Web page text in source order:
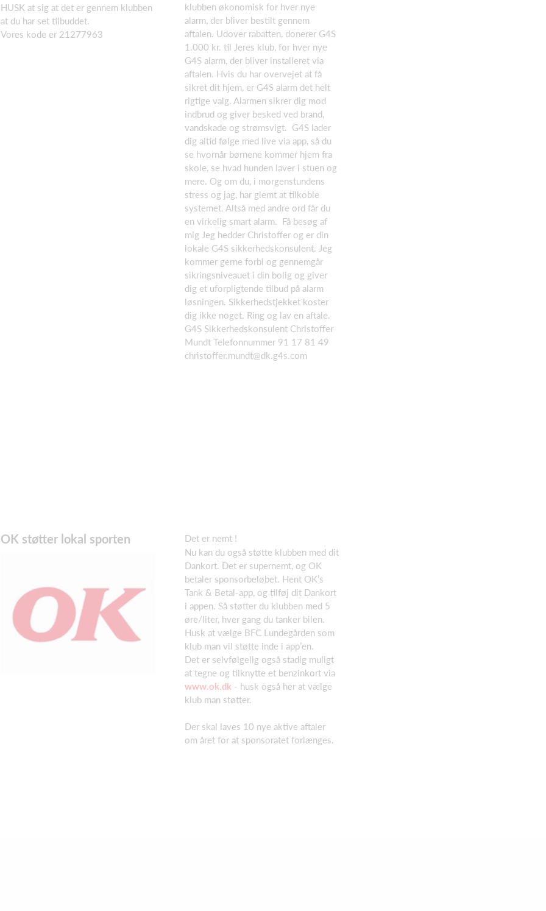
HUSK at sig at det er gennem klubben
at du har set tilbuddet.
Vores kode er 21277963
klubben økonomisk for hver nye
alarm, der bliver bestilt gennem
aftalen. Udover rabatten, donerer G4S
1.000 kr. til Jeres klub, for hver nye
G4S alarm, der bliver installeret via
aftalen. Hvis du har overvejet at få
sikret dit hjem, er G4S alarm det helt
rigtige valg. Alarmen sikrer dig mod
indbrud og giver besked ved brand,
vandskade og strømsvigt. G4S lader
dig altid følge med live via app, så du
se hvornår børnene kommer hjem fra
skole, se hvad hunden laver i stuen og
mere. Og om du, i morgenstundens
stress og jag, har glemt at tilkoble
systemet. Altså med andre ord får du
en virkelig smart alarm. Få besøg af
mig Jeg hedder Christoffer og er din
lokale G4S sikkerhedskonsulent. Jeg
kommer gerne forbi og gennemgår
sikringsniveauet i din bolig og giver
dig et uforpligtende tilbud på alarm
løsningen. Sikkerhedstjekket koster
dig ikke noget. Ring og lav en aftale.
G4S Sikkerhedskonsulent Christoffer
Mundt Telefonnummer 91 17 81 49
christoffer.mundt@dk.g4s.com
OK støtter lokal sporten
Det er nemt !
Nu kan du også støtte klubben med dit
Dankort. Det er supernemt, og OK
betaler sponsorbeløbet. Hent OK’s
Tank & Betal-app, og tilføj dit Dankort
i appen. Så støtter du klubben med 5
øre/liter, hver gang du tanker bilen.
Husk at vælge BFC Lundegården som
klub man vil støtte inde i app’en.
Det er selvfølgelig også stadig muligt
at tegne og tilknytte et benzinkort via
www.ok.dk - husk også her at vælge
klub man støtter.
Der skal laves 10 nye aktive aftaler
om året for at sponsoratet forlænges.